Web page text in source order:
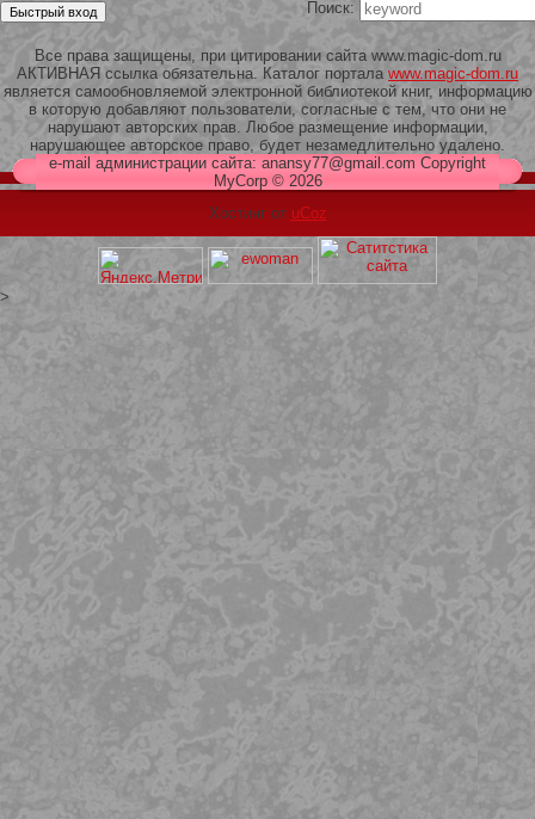
Поиск:
Все права защищены, при цитировании сайта www.magic-dom.ru
АКТИВНАЯ ссылка обязательна. Каталог портала www.magic-dom.ru
является самообновляемой электронной библиотекой книг, информацию
в которую добавляют пользователи, согласные с тем, что они не
нарушают авторских прав. Любое размещение информации,
нарушающее авторское право, будет незамедлительно удалено.
e-mail администрации сайта: anansy77@gmail.com Copyright
MyCorp © 2026
Хостинг от uCoz
>